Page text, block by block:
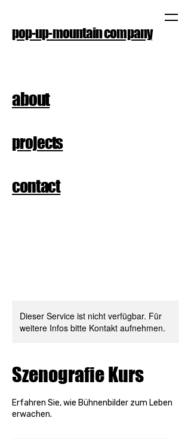
pop-up-mountain company
about
projects
contact
Dieser Service ist nicht verfügbar. Für
weitere Infos bitte Kontakt aufnehmen.
Szenografie Kurs
Erfahren Sie, wie Bühnenbilder zum Leben
erwachen.